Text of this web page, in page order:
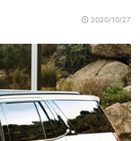
2020/10/27